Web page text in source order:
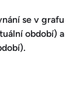
se v
období)
.